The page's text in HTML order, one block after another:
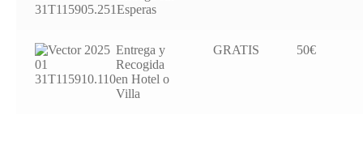
Esperas
Entrega y
Recogida
en Hotel o
Villa
GRATIS 50€